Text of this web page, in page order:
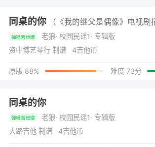
同桌的你 （《我的继父是偶像》电视剧
弹唱吉他谱 老狼· 校园民谣1· 专辑版
资中博艺琴行 制谱 4吉他币
原版 88% 难度 73分
同桌的你
弹唱吉他谱 老狼· 校园民谣1· 专辑版
大路吉他 制谱 4吉他币